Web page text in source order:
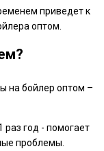
приведет к
оптом.
на бойлер оптом –
раз год - помогает
проблемы.